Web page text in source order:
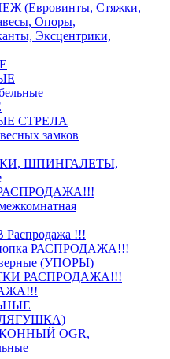
(Евровинты, Стяжки,
Опоры,
Эксцентрики,
СТРЕЛА
замков
ШПИНГАЛЕТЫ,
!!!
РАСПРОДАЖА!!!
(УПОРЫ)
РАСПРОДАЖА!!!
OGR,